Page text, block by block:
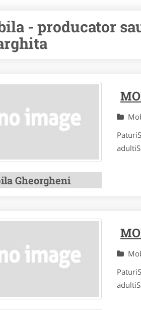
- producator
Gheorgheni